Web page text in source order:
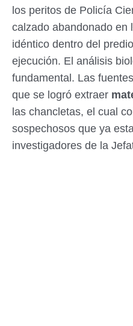
los peritos de Policía
calzado abandonado en
idéntico dentro del
ejecución. El análisis
fundamental. Las
que se logró extraer
las chancletas, el cual
sospechosos que ya
investigadores de la